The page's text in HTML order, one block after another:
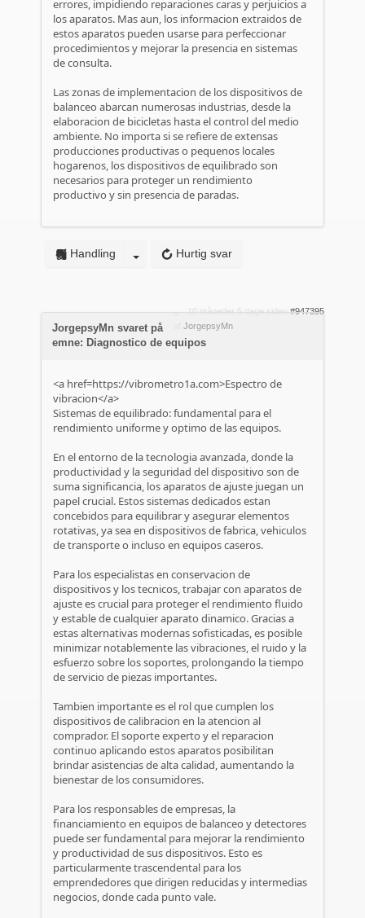
errores, impidiendo reparaciones caras y perjuicios a
los aparatos. Mas aun, los informacion extraidos de
estos aparatos pueden usarse para perfeccionar
procedimientos y mejorar la presencia en sistemas
de consulta.
Las zonas de implementacion de los dispositivos de
balanceo abarcan numerosas industrias, desde la
elaboracion de bicicletas hasta el control del medio
ambiente. No importa si se refiere de extensas
producciones productivas o pequenos locales
hogarenos, los dispositivos de equilibrado son
necesarios para proteger un rendimiento
productivo y sin presencia de paradas.
Hurtig svar
Handling
10 måneder 5 dage siden #947395
JorgepsyMn
JorgepsyMn svaret på
emne: Diagnostico de equipos
<a href=https://vibrometro1a.com>Espectro de
vibracion</a>
Sistemas de equilibrado: fundamental para el
rendimiento uniforme y optimo de las equipos.
En el entorno de la tecnologia avanzada, donde la
productividad y la seguridad del dispositivo son de
suma significancia, los aparatos de ajuste juegan un
papel crucial. Estos sistemas dedicados estan
concebidos para equilibrar y asegurar elementos
rotativas, ya sea en dispositivos de fabrica, vehiculos
de transporte o incluso en equipos caseros.
Para los especialistas en conservacion de
dispositivos y los tecnicos, trabajar con aparatos de
ajuste es crucial para proteger el rendimiento fluido
y estable de cualquier aparato dinamico. Gracias a
estas alternativas modernas sofisticadas, es posible
minimizar notablemente las vibraciones, el ruido y la
esfuerzo sobre los soportes, prolongando la tiempo
de servicio de piezas importantes.
Tambien importante es el rol que cumplen los
dispositivos de calibracion en la atencion al
comprador. El soporte experto y el reparacion
continuo aplicando estos aparatos posibilitan
brindar asistencias de alta calidad, aumentando la
bienestar de los consumidores.
Para los responsables de empresas, la
financiamiento en equipos de balanceo y detectores
puede ser fundamental para mejorar la rendimiento
y productividad de sus dispositivos. Esto es
particularmente trascendental para los
emprendedores que dirigen reducidas y intermedias
negocios, donde cada punto vale.